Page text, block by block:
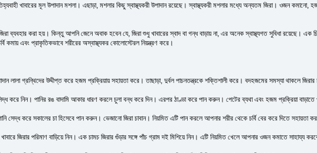
খাবারের মূল উপাদান মশলা। এছাড়া, মশলার কিছু স্বাস্থ্যকরী উপাদান রয়েছে। স্বাস্থ্যকরী মশলার মধ্যে অন্যতম জিরা। ওজন
ব্যবহার করা হয়। কিন্তু আপনি জেনে অবাক হবেন যে, জিরা শুধু খাবারের স্বাদ বা গন্ধ বাড়ায় না, এর অনেক স্বাস্থ্যগত সুবিধা রয়েছে।
কমায় এবং প্রাকৃতিকভাবে শরীরের অস্বাস্থ্যকর কোলোস্টেরল নিয়ন্ত্রণ করে।
লালা গ্রন্থিদের উদ্দীপ্ত করে হজম প্রক্রিয়ায় সহায়তা করে। তাছাড়া, দুর্বল পাচনতন্ত্রকে শক্তিশালী করে। বদহজমের সমস্যা থাকলে
করে নিন। পানির রঙ বাদামি আকার ধারণ করলে চুলা বন্ধ করে দিন। এরপর ঠাণ্ডা করে পান করুন। পেটের ব্যথা এবং হজম প্রক্রিয়া
সেদ্ধ করে সকালের চা হিসেবে পান করুন। ভেজানো জিরা চাবান। নিয়মিত এটি পান করলে আপনার শরীর থেকে চর্বি বের করে দিতে সহায়তা
জিরার পরিমাণ বাড়িয়ে নিন। এক চামচ জিরার গুঁড়ার সঙ্গে পাঁচ গ্রাম দই মিশিয়ে নিন। এটি নিয়মিত খেলে আপনার ওজন কমাতে সাহায্য